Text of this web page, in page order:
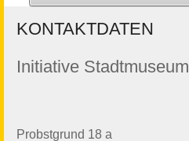
KONTAKTDATEN
Initiative
Probstgrund 18 a